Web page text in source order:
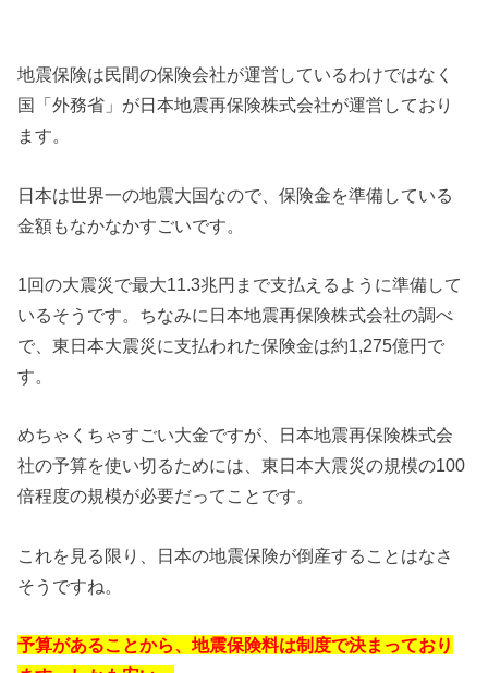
地震保険は民間の保険会社が運営しているわけではなく
国「外務省」が日本地震再保険株式会社が運営しており
ます。
日本は世界一の地震大国なので、保険金を準備している
金額もなかなかすごいです。
1回の大震災で最大11.3兆円まで支払えるように準備して
いるそうです。ちなみに日本地震再保険株式会社の調べ
で、東日本大震災に支払われた保険金は約1,275億円で
す。
めちゃくちゃすごい大金ですが、日本地震再保険株式会
社の予算を使い切るためには、東日本大震災の規模の100
倍程度の規模が必要だってことです。
これを見る限り、日本の地震保険が倒産することはなさ
そうですね。
予算があることから、地震保険料は制度で決まっており